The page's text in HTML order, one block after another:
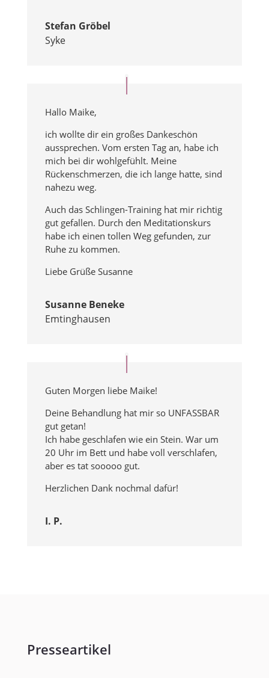
Stefan Gröbel
Syke
Hallo Maike,
ich wollte dir ein großes Dankeschön
aussprechen. Vom ersten Tag an, habe ich
mich bei dir wohlgefühlt. Meine
Rückenschmerzen, die ich lange hatte, sind
nahezu weg.
Auch das Schlingen-Training hat mir richtig
gut gefallen. Durch den Meditationskurs
habe ich einen tollen Weg gefunden, zur
Ruhe zu kommen.
Liebe Grüße Susanne
Susanne Beneke
Emtinghausen
Guten Morgen liebe Maike!
Deine Behandlung hat mir so UNFASSBAR
gut getan!
Ich habe geschlafen wie ein Stein. War um
20 Uhr im Bett und habe voll verschlafen,
aber es tat sooooo gut.
Herzlichen Dank nochmal dafür!
I. P.
Presseartikel